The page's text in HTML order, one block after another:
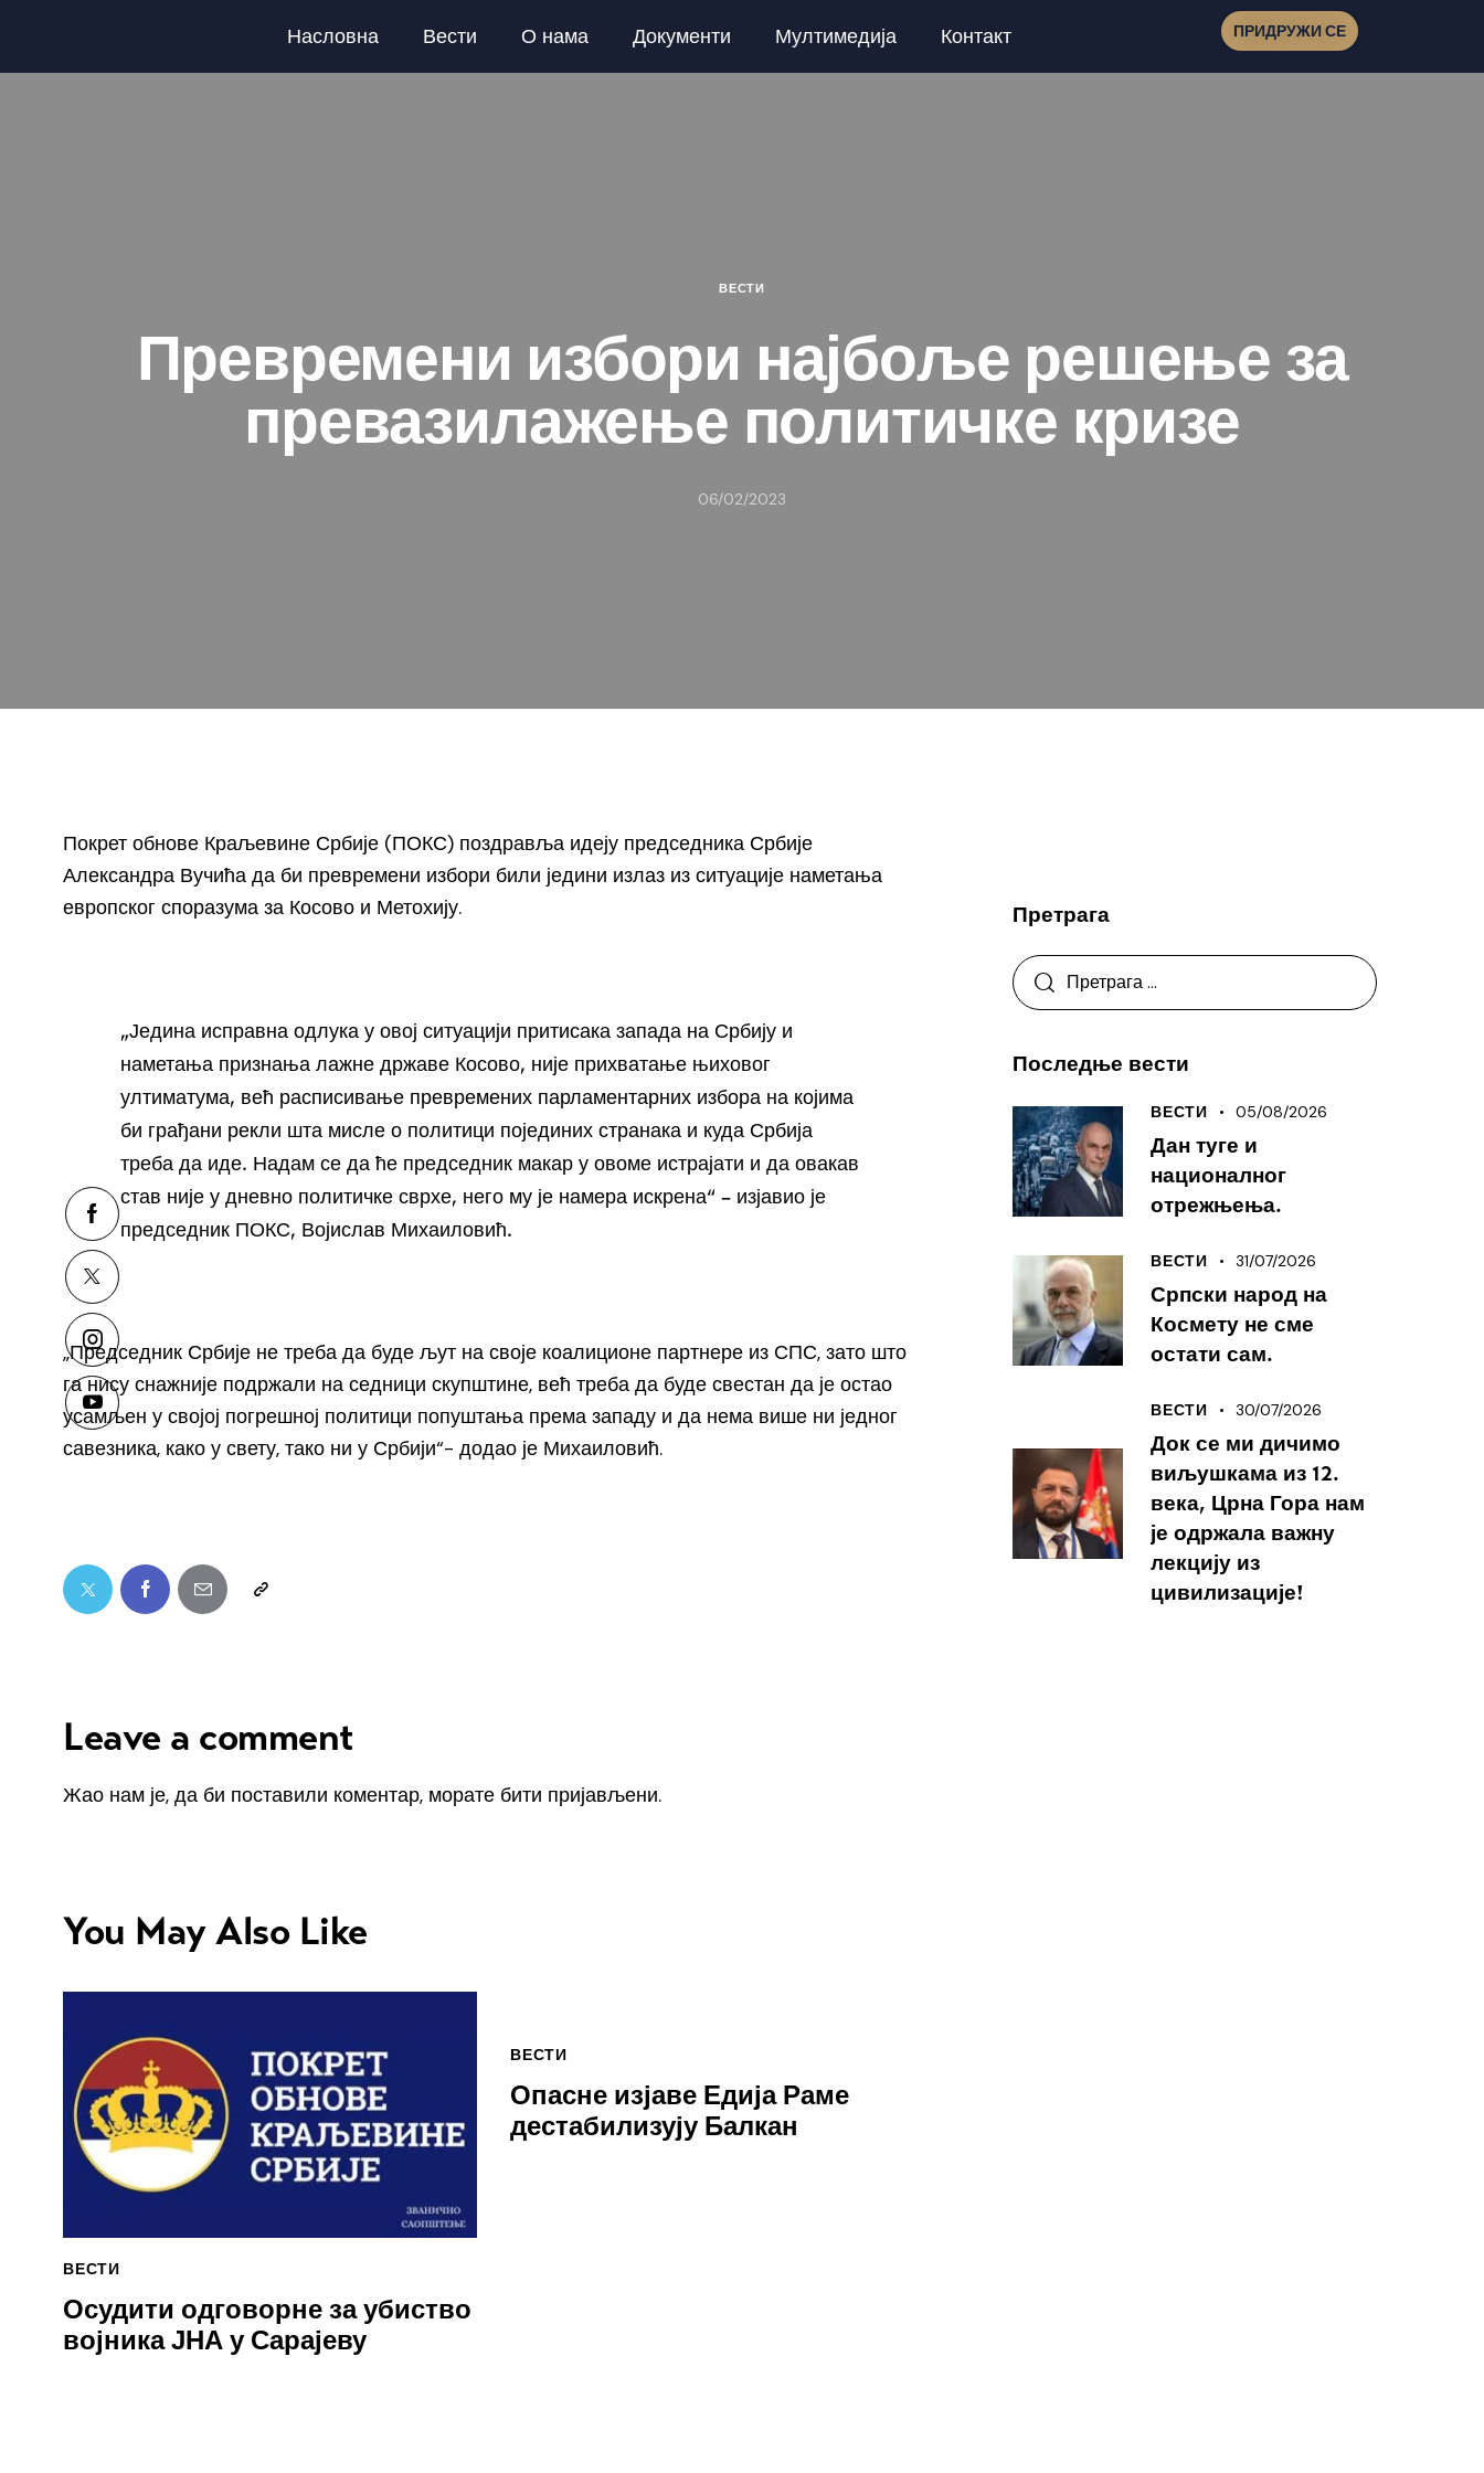
Насловна Вести О нама Документи Мултимедија Контакт ПРИДРУЖИ СЕ
ВЕСТИ
Превремени избори најбоље решење за
превазилажење политичке кризе
06/02/2023
Покрет обнове Краљевине Србије (ПОКС) поздравља идеју председника Србије
Александра Вучића да би превремени избори били једини излаз из ситуације наметања
европског споразума за Косово и Метохију.
„Једина исправна одлука у овој ситуацији притисака запада на Србију и
наметања признања лажне државе Косово, није прихватање њиховог
ултиматума, већ расписивање превремених парламентарних избора на којима
би грађани рекли шта мисле о политици појединих странака и куда Србија
треба да иде. Надам се да ће председник макар у овоме истрајати и да овакав
став није у дневно политичке сврхе, него му је намера искрена“ – изјавио је
председник ПОКС, Војислав Михаиловић.
„Председник Србије не треба да буде љут на своје коалиционе партнере из СПС, зато што
га нису снажније подржали на седници скупштине, већ треба да буде свестан да је остао
усамљен у својој погрешној политици попуштања према западу и да нема више ни једног
савезника, како у свету, тако ни у Србији“- додао је Михаиловић.
Leave a comment
Жао нам је, да би поставили коментар, морате бити пријављени.
You May Also Like
ВЕСТИ
Осудити одговорне за убиство
војника ЈНА у Сарајеву
ВЕСТИ
Опасне изјаве Едија Раме
дестабилизују Балкан
Претрага
Последње вести
ВЕСТИ 05/08/2026
Дан туге и
националног
отрежњења.
ВЕСТИ 31/07/2026
Српски народ на
Космету не сме
остати сам.
ВЕСТИ 30/07/2026
Док се ми дичимо
виљушкама из 12.
века, Црна Гора нам
је одржала важну
лекцију из
цивилизације!